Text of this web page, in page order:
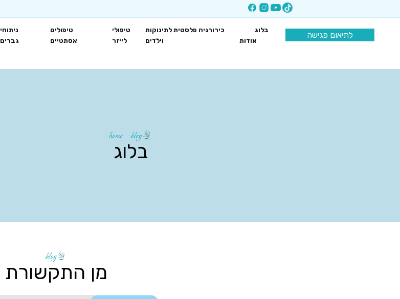
לתיאום פגישה
בלוג
אודות
ניתוחי
גברים
טיפולים
אסתטיים
טיפולי
לייזר
כירורגיה פלסטית לתינוקות
וילדים
home - blog
בלוג
blog
מן התקשורת